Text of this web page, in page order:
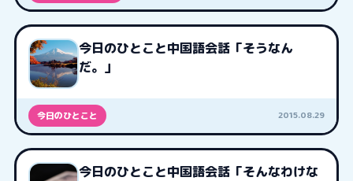
今日のひとこと中国語会話「そうなん
だ。」
今日のひとこと 2015.08.29
今日のひとこと中国語会話「そんなわけな